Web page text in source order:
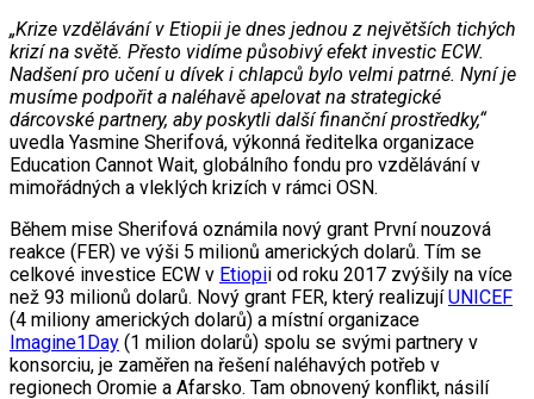
„Krize vzdělávání v Etiopii je dnes jednou z největších tichých
krizí na světě. Přesto vidíme působivý efekt investic ECW.
Nadšení pro učení u dívek i chlapců bylo velmi patrné. Nyní je
musíme podpořit a naléhavě apelovat na strategické
dárcovské partnery, aby poskytli další finanční prostředky,“
uvedla Yasmine Sherifová, výkonná ředitelka organizace
Education Cannot Wait, globálního fondu pro vzdělávání v
mimořádných a vleklých krizích v rámci OSN.
Během mise Sherifová oznámila nový grant První nouzová
reakce (FER) ve výši 5 milionů amerických dolarů. Tím se
celkové investice ECW v Etiopii od roku 2017 zvýšily na více
než 93 milionů dolarů. Nový grant FER, který realizujíUNICEF
(4 miliony amerických dolarů) a místní organizace
Imagine1Day (1 milion dolarů) spolu se svými partnery v
konsorciu, je zaměřen na řešení naléhavých potřeb v
regionech Oromie a Afarsko. Tam obnovený konflikt, násilí